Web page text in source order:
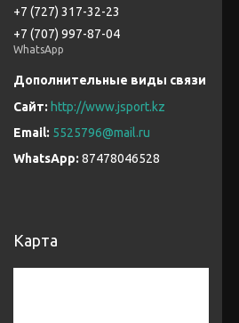
+7 (727) 317-32-23
+7 (707) 997-87-04
WhatsApp
http://www.jsport.kz
5525796@mail.ru
87478046528
Карта